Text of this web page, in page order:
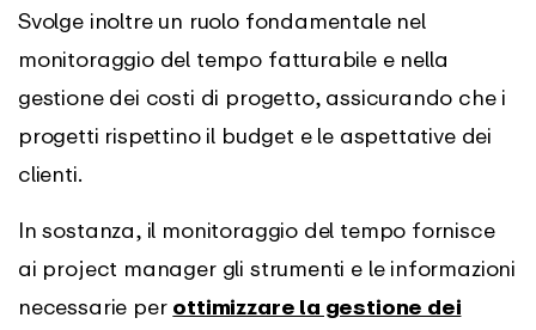
Svolge inoltre un ruolo fondamentale nel
monitoraggio del tempo fatturabile e nella
gestione dei costi di progetto, assicurando che i
progetti rispettino il budget e le aspettative dei
clienti.
In sostanza, il monitoraggio del tempo fornisce
ai project manager gli strumenti e le informazioni
necessarie per ottimizzare la gestione dei